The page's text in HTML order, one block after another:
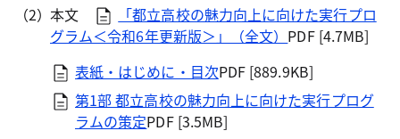
本文
「都立高校の魅力向上に向けた実行プロ
グラム＜令和6年更新版＞」（全文） PDF [4.7MB]
表紙・はじめに・目次PDF [889.9KB]
第1部 都立高校の魅力向上に向けた実行プログ
ラムの策定PDF [3.5MB]